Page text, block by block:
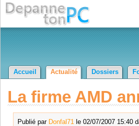
Accueil Actualité Dossiers
La firme AMD
Publié par Donfal71 le 02/07/2007 15:40